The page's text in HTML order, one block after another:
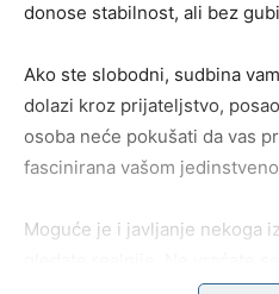
donose stabilnost, ali bez
Ako ste slobodni, sudbina
dolazi kroz prijateljstvo,
osoba neće pokušati da vas
fascinirana vašom
Moguće je i javljanje nekoga